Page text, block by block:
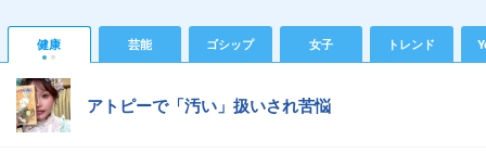
健康 芸能 ゴシップ 女子 トレンド
アトピーで「汚い」扱いされ苦悩